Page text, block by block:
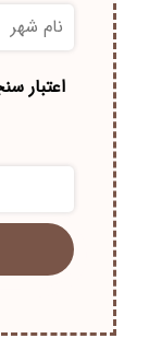
نام
شهر
*
اعتبار